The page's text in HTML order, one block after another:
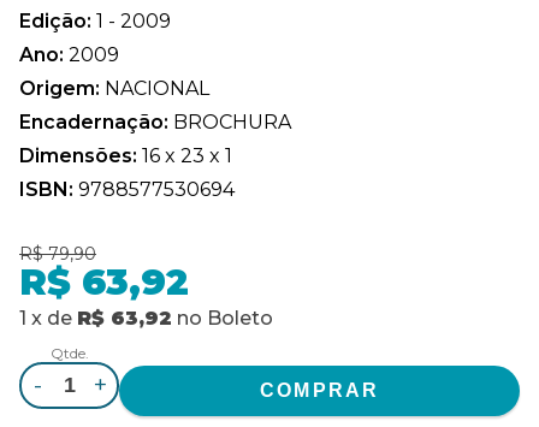
Edição: 1 - 2009
Ano: 2009
Origem: NACIONAL
Encadernação: BROCHURA
Dimensões: 16 x 23 x 1
ISBN: 9788577530694
R$ 79,90
R$ 63,92
1 x de R$ 63,92 no Boleto
Qtde.
- +